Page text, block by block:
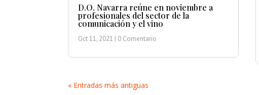
D.O. Navarra reúne en noviembre a
profesionales del sector de la
comunicación y el vino
Oct 11, 2021 | 0 Comentario
« Entradas más antiguas